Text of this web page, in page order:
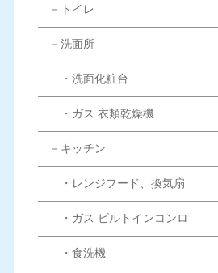
－トイレ
－洗面所
・洗面化粧台
・ガス 衣類乾燥機
－キッチン
・レンジフード、換気扇
・ガス ビルトインコンロ
・食洗機